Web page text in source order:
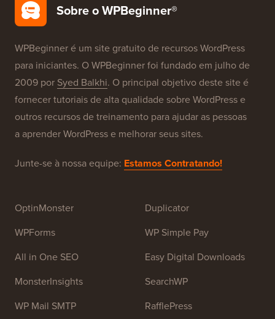
Sobre o WPBeginner®
WPBeginner é um site gratuito de recursos WordPress
para iniciantes. O WPBeginner foi fundado em julho de
2009 por Syed Balkhi. O principal objetivo deste site é
fornecer tutoriais de alta qualidade sobre WordPress e
outros recursos de treinamento para ajudar as pessoas
a aprender WordPress e melhorar seus sites.
Junte-se à nossa equipe: Estamos Contratando!
OptinMonster
WPForms
All in One SEO
MonsterInsights
WP Mail SMTP
Duplicator
WP Simple Pay
Easy Digital Downloads
SearchWP
RafflePress